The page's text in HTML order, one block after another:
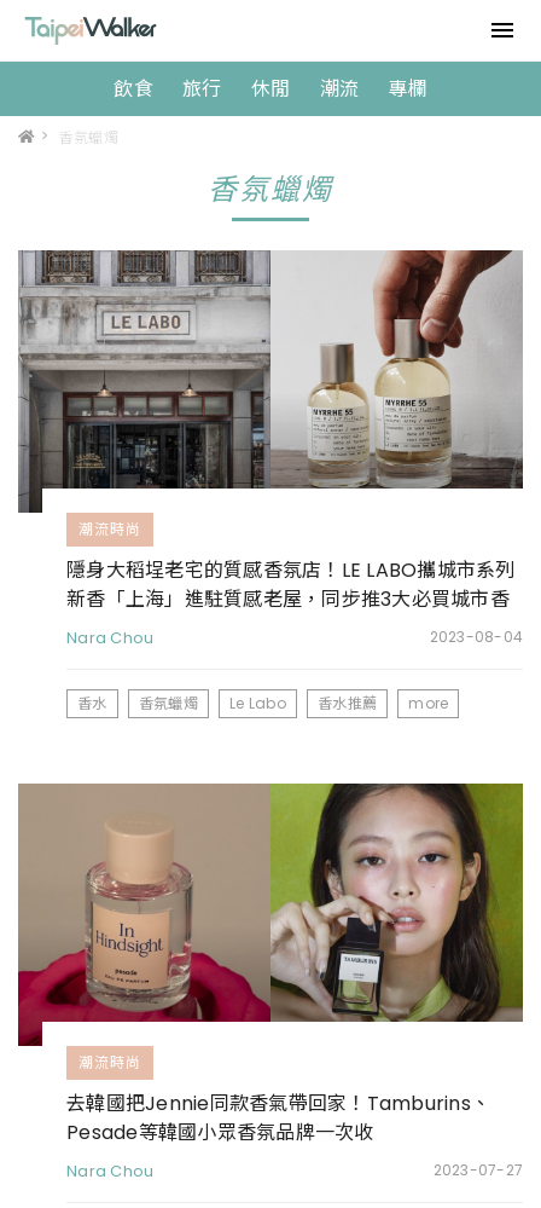
飲食 旅行 休閒 潮流 專欄
> 香氛蠟燭
香氛蠟燭
潮流時尚
隱身大稻埕老宅的質感香氛店！LE LABO攜城市系列
新香「上海」進駐質感老屋，同步推3大必買城市香
Nara Chou 2023-08-04
香水 香氛蠟燭 Le Labo 香水推薦 more
潮流時尚
去韓國把Jennie同款香氣帶回家！Tamburins、
Pesade等韓國小眾香氛品牌一次收
Nara Chou 2023-07-27